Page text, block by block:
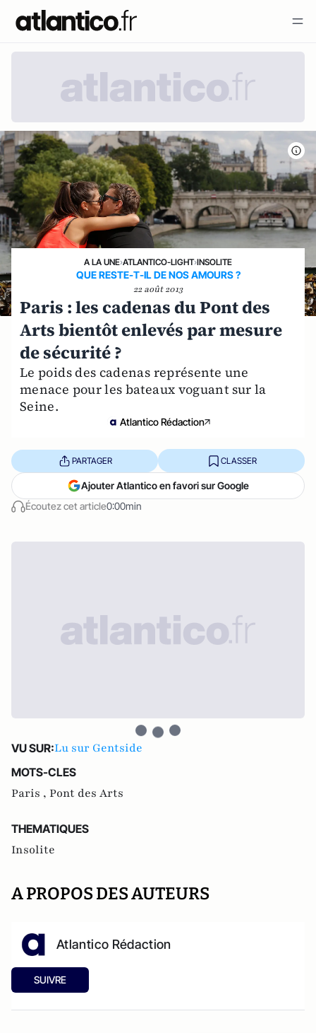
A LA UNE›ATLANTICO-LIGHT›INSOLITE
QUE RESTE-T-IL DE NOS AMOURS ?
22 août 2013
Paris : les cadenas du Pont des
Arts bientôt enlevés par mesure
de sécurité ?
Le poids des cadenas représente une
menace pour les bateaux voguant sur la
Seine.
Atlantico Rédaction
Écoutez cet article0:00min
PARTAGER CLASSER
Ajouter Atlantico en favori sur Google
VU SUR:Lu sur Gentside
MOTS-CLES
Paris , Pont des Arts
THEMATIQUES
Insolite
A PROPOS DES AUTEURS
Atlantico Rédaction
SUIVRE